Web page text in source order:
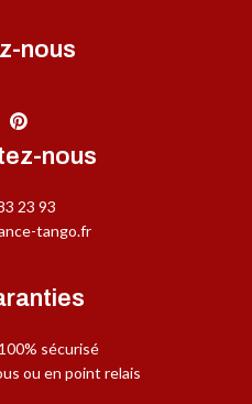
nous
nous
23 93
tango.fr
sécurisé
ou en point relais